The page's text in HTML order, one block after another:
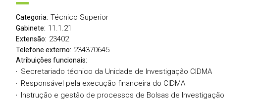
Categoria: Técnico Superior
Gabinete: 11.1.21
Extensão: 23402
Telefone externo: 234370645
Atribuições funcionais:
Secretariado técnico da Unidade de Investigação CIDMA
Responsável pela execução financeira do CIDMA
Instrução e gestão de processos de Bolsas de Investigação